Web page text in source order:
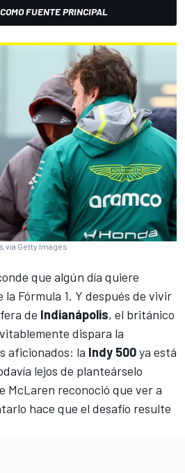
FUENTE PRINCIPAL
via Getty Images
que algún día quiere
la Fórmula 1. Y después de vivir
de Indianápolis, el británico
dispara la
aficionados: la Indy 500ya está
lejos de planteárselo
McLaren reconoció que ver a
hace que el desafío resulte